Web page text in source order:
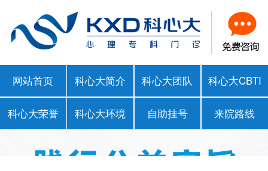
网站首页 科心大简介 科心大团队 科心大CBTI
科心大荣誉 科心大环境 自助挂号 来院路线